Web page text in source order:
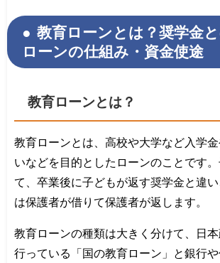
教育ローンとは？奨学金
ローンの仕組み・資金使途
教育ローンとは？
教育ローンとは、高校や大学など入学
いなどを目的としたローンのことです。
て、卒業後に子どもが返す奨学金と違
は保護者が借りて保護者が返します。
教育ローンの種類は大きく分けて、日
行っている「国の教育ローン」と銀行